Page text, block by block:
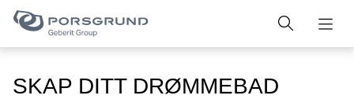
SKAP DITT DRØMMEBAD